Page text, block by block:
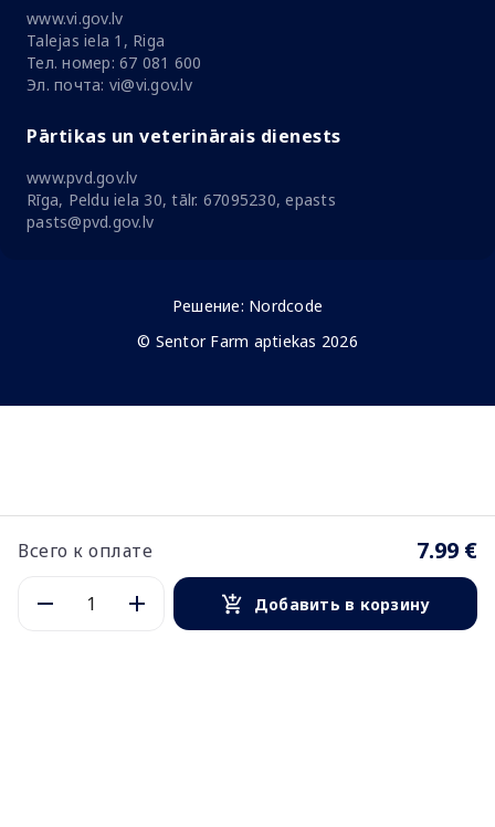
Всего к оплате 7.99 €
Добавить в корзину
www.vi.gov.lv
Talejas iela 1, Riga
Тел. номер: 67 081 600
Эл. почта: vi@vi.gov.lv
Pārtikas un veterinārais dienests
www.pvd.gov.lv
Rīga, Peldu iela 30, tālr. 67095230, epasts
pasts@pvd.gov.lv
Решение: Nordcode
© Sentor Farm aptiekas 2026